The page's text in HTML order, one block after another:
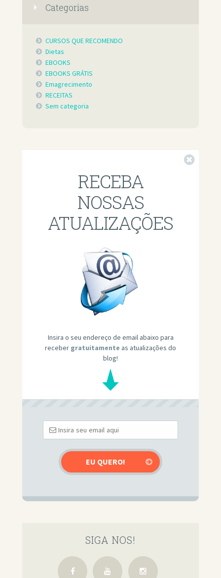
Categorias
CURSOS QUE RECOMENDO
Dietas
EBOOKS
EBOOKS GRÁTIS
Emagrecimento
RECEITAS
Sem categoria
RECEBA
NOSSAS
ATUALIZAÇÕES
Insira o seu endereço de email abaixo para
receber gratuitamente as atualizações do
blog!
SIGA NOS!